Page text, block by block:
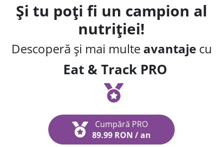
Și tu poți fi un campion al
nutriției!
Descoperă și mai multe avantajecu
Eat & Track PRO
Cumpără PRO
89.99 RON / an